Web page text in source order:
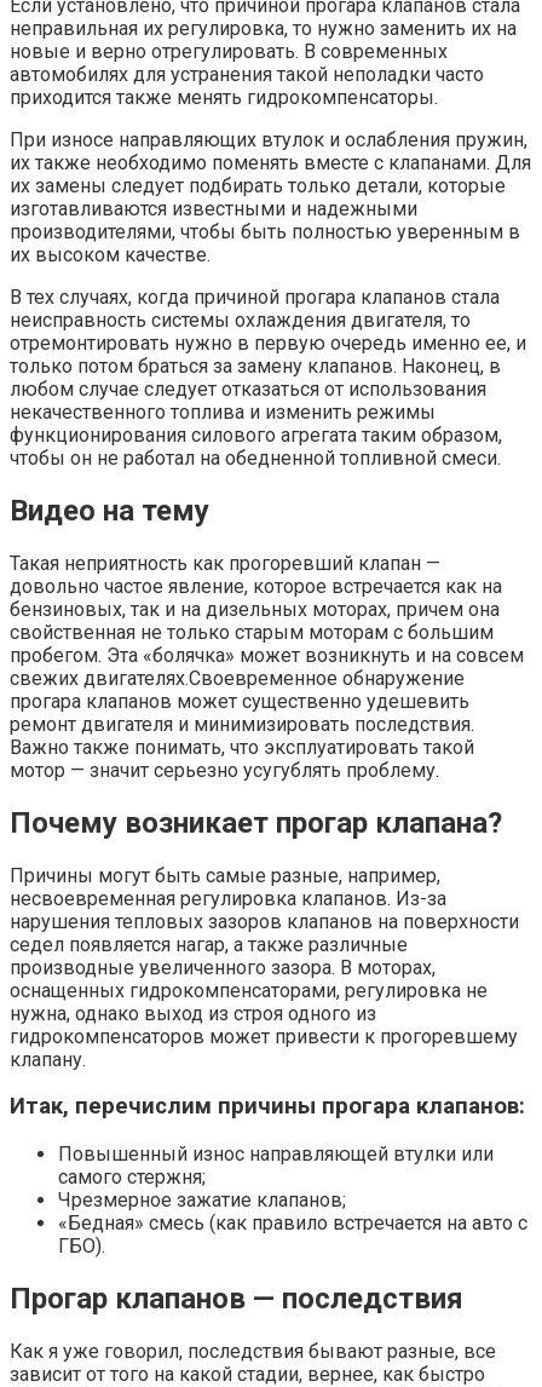
Если установлено, что причиной прогара клапанов стала
неправильная их регулировка, то нужно заменить их на
новые и верно отрегулировать. В современных
автомобилях для устранения такой неполадки часто
приходится также менять гидрокомпенсаторы.
При износе направляющих втулок и ослабления пружин,
их также необходимо поменять вместе с клапанами. Для
их замены следует подбирать только детали, которые
изготавливаются известными и надежными
производителями, чтобы быть полностью уверенным в
их высоком качестве.
В тех случаях, когда причиной прогара клапанов стала
неисправность системы охлаждения двигателя, то
отремонтировать нужно в первую очередь именно ее, и
только потом браться за замену клапанов. Наконец, в
любом случае следует отказаться от использования
некачественного топлива и изменить режимы
функционирования силового агрегата таким образом,
чтобы он не работал на обедненной топливной смеси.
Видео на тему
Такая неприятность как прогоревший клапан —
довольно частое явление, которое встречается как на
бензиновых, так и на дизельных моторах, причем она
свойственная не только старым моторам с большим
пробегом. Эта «болячка» может возникнуть и на совсем
свежих двигателях.Своевременное обнаружение
прогара клапанов может существенно удешевить
ремонт двигателя и минимизировать последствия.
Важно также понимать, что эксплуатировать такой
мотор — значит серьезно усугублять проблему.
Почему возникает прогар клапана?
Причины могут быть самые разные, например,
несвоевременная регулировка клапанов. Из-за
нарушения тепловых зазоров клапанов на поверхности
седел появляется нагар, а также различные
производные увеличенного зазора. В моторах,
оснащенных гидрокомпенсаторами, регулировка не
нужна, однако выход из строя одного из
гидрокомпенсаторов может привести к прогоревшему
клапану.
Итак, перечислим причины прогара клапанов:
Повышенный износ направляющей втулки или
самого стержня;
Чрезмерное зажатие клапанов;
«Бедная» смесь (как правило встречается на авто с
ГБО).
Прогар клапанов — последствия
Как я уже говорил, последствия бывают разные, все
зависит от того на какой стадии, вернее, как быстро